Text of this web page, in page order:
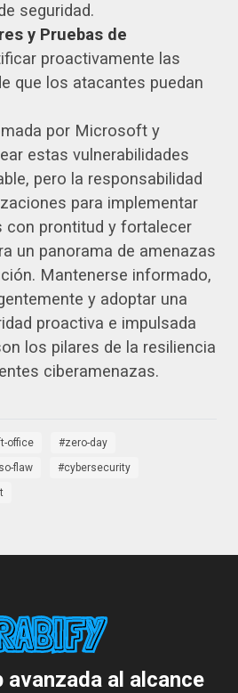
seguridad.
y Pruebas de
proactivamente las
que los atacantes puedan
por Microsoft y
estas vulnerabilidades
pero la responsabilidad
para implementar
con prontitud y fortalecer
un panorama de amenazas
Mantenerse informado,
y adoptar una
proactiva e impulsada
los pilares de la resiliencia
ciberamenazas.
office
zero-day
flaw
cybersecurity
al alcance